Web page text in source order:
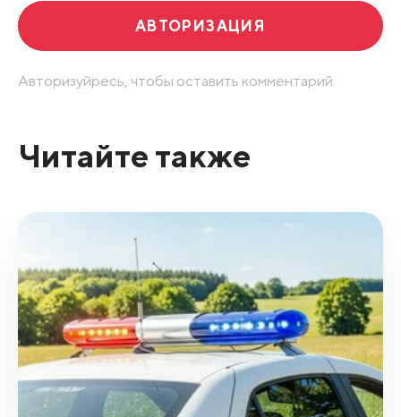
АВТОРИЗАЦИЯ
Авторизуйресь, чтобы оставить комментарий.
Читайте также